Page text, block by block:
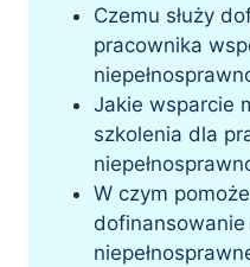
Czemu służy
pracownika
Jakie wsparcie
szkolenia dla
W czym